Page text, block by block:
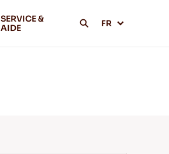
SERVICE &
AIDE
FR